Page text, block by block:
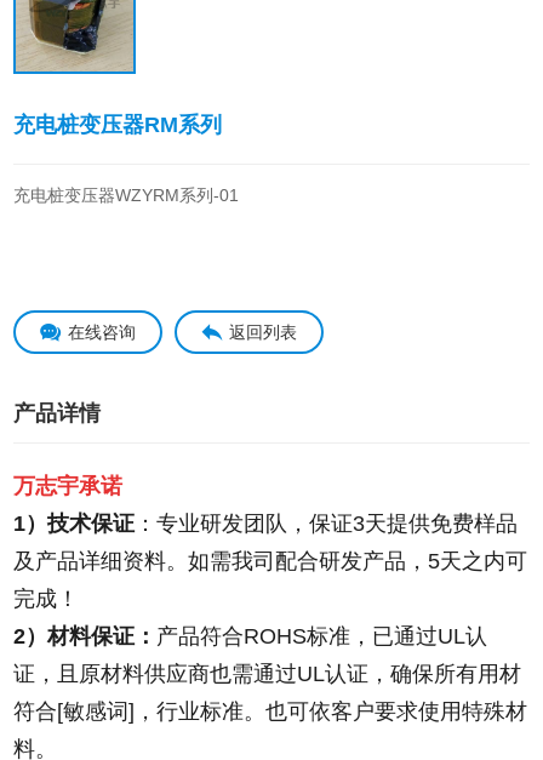
充电桩变压器RM系列
充电桩变压器WZYRM系列-01
在线咨询 返回列表
产品详情
万志宇承诺
1）技术保证 ：专业研发团队，保证3天提供免费样品
及产品详细资料。如需我司配合研发产品，5天之内可
完成！
2）材料保证： 产品符合ROHS标准，已通过UL认
证，且原材料供应商也需通过UL认证，确保所有用材
符合[敏感词]，行业标准。也可依客户要求使用特殊材
料。